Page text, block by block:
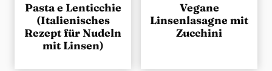
Pasta e Lenticchie
(Italienisches
Rezept für Nudeln
mit Linsen)
Vegane
Linsenlasagne mit
Zucchini